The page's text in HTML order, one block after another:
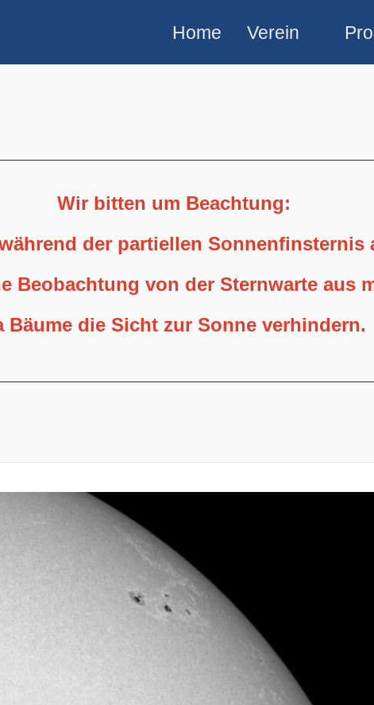
Home Verein
Wir bitten um Beachtung:
der partiellen Sonnenfinsternis
Beobachtung von der Sternwarte aus
Bäume die Sicht zur Sonne verhindern.